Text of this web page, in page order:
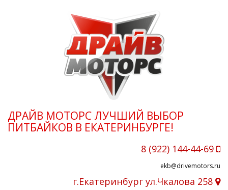
ДРАЙВ МОТОРС ЛУЧШИЙ ВЫБОР
ПИТБАЙКОВ В ЕКАТЕРИНБУРГЕ!
8 (922) 144-44-69
ekb@drivemotors.ru
г.Екатеринбург ул.Чкалова 258